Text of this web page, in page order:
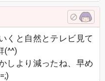
くと自然とテレビ見て
(^^)
しより減ったね、早め